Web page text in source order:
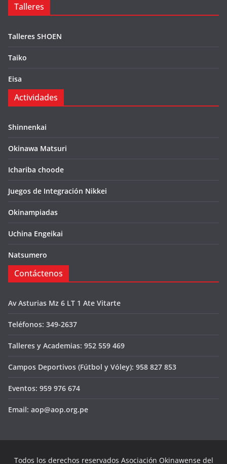
Talleres
Talleres SHOEN
Taiko
Eisa
Actividades
Shinnenkai
Okinawa Matsuri
Ichariba choode
Juegos de Integración Nikkei
Okinampiadas
Uchina Engeikai
Natsumero
Contáctenos
Av Asturias Mz 6 LT 1 Ate Vitarte
Teléfonos: 349-2637
Talleres y Academias: 952 559 469
Campos Deportivos (Fútbol y Vóley): 958 827 853
Eventos: 959 976 674
Email: aop@aop.org.pe
Todos los derechos reservados Asociación Okinawense del